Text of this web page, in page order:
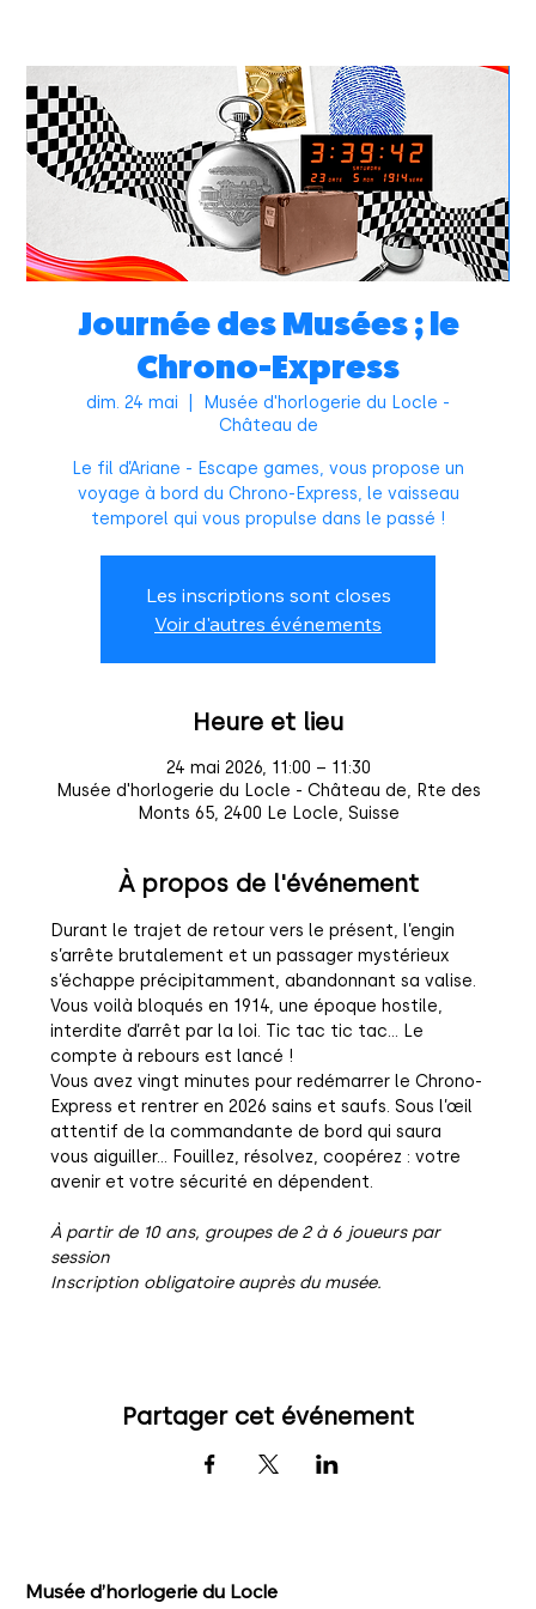
Journée des Musées ; le
Chrono-Express
dim. 24 mai
Musée d'horlogerie du Locle -
Château de
Le fil d’Ariane - Escape games, vous propose un
voyage à bord du Chrono-Express, le vaisseau
temporel qui vous propulse dans le passé !
Les inscriptions sont closes
Voir d'autres événements
Heure et lieu
24 mai 2026, 11:00 – 11:30
Musée d'horlogerie du Locle - Château de, Rte des
Monts 65, 2400 Le Locle, Suisse
À propos de l'événement
Durant le trajet de retour vers le présent, l’engin
s’arrête brutalement et un passager mystérieux
s’échappe précipitamment, abandonnant sa valise.
Vous voilà bloqués en 1914, une époque hostile,
interdite d’arrêt par la loi. Tic tac tic tac… Le
compte à rebours est lancé !
Vous avez vingt minutes pour redémarrer le Chrono-
Express et rentrer en 2026 sains et saufs. Sous l’œil
attentif de la commandante de bord qui saura
vous aiguiller… Fouillez, résolvez, coopérez : votre
avenir et votre sécurité en dépendent.
À partir de 10 ans, groupes de 2 à 6 joueurs par
session
Inscription obligatoire auprès du musée.
Partager cet événement
Musée d’horlogerie du Locle